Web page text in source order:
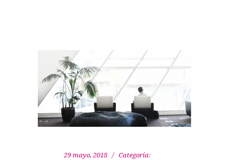
29 mayo, 2018
Categoría: